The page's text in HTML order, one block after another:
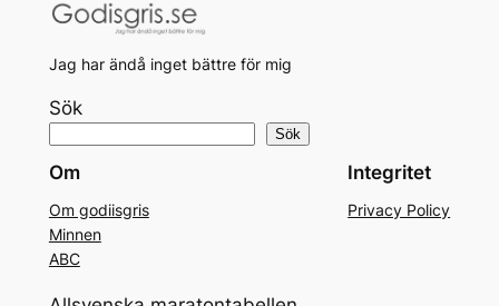
Jag har ändå inget bättre för mig
Sök
Sök
Om
Om godiisgris
Minnen
ABC
Integritet
Privacy Policy